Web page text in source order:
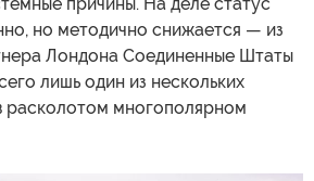
но методично снижается — из
Лондона Соединенные Штаты
лишь один из нескольких
расколотом многополярном